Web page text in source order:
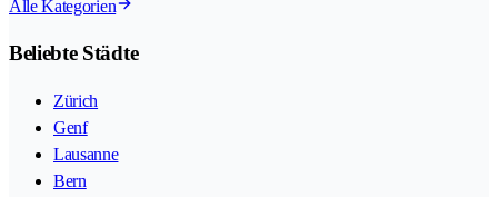
Alle Kategorien
Beliebte Städte
Zürich
Genf
Lausanne
Bern